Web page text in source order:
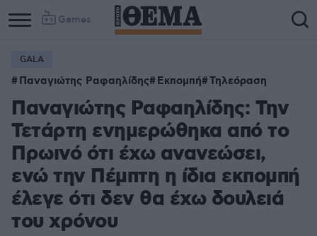
Games
GALA
Παναγιώτης Ραφαηλίδης Εκπομπή Τηλεόραση
Παναγιώτης Ραφαηλίδης: Την
Τετάρτη ενημερώθηκα από το
Πρωινό ότι έχω ανανεώσει,
ενώ την Πέμπτη η ίδια εκπομπή
έλεγε ότι δεν θα έχω δουλειά
του χρόνου